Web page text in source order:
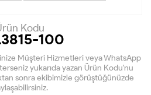
Kodu
100
Müşteri Hizmetleri veya WhatsApp
yukarıda yazan Ürün Kodu'nu
sonra ekibimizle görüştüğünüzde